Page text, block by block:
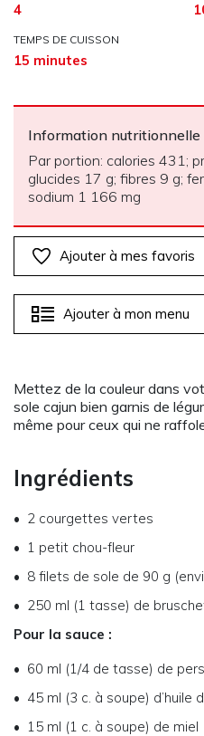
4
TEMPS DE CUISSON
15 minutes
Information nutritionnelle
Par portion: calories 431;
glucides 17 g; fibres 9 g;
sodium 1 166 mg
Ajouter à mes favoris
Ajouter à mon menu
Mettez de la couleur dans
sole cajun bien garnis de
même pour ceux qui ne
Ingrédients
2 courgettes vertes
1 petit chou-fleur
8 filets de sole de 90 g
250 ml (1 tasse) de
Pour la sauce :
60 ml (1/4 de tasse) de
45 ml (3 c. à soupe) d’huile
15 ml (1 c. à soupe) de miel